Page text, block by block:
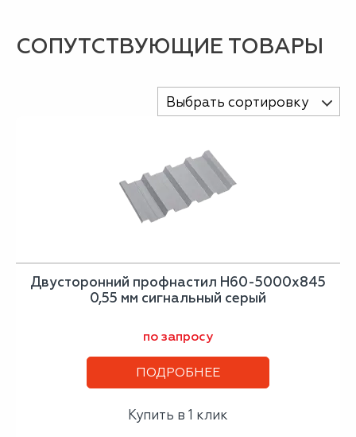
СОПУТСТВУЮЩИЕ ТОВАРЫ
Выбрать сортировку
Двусторонний профнастил Н60-5000х845
0,55 мм сигнальный серый
по запросу
ПОДРОБНЕЕ
Купить в 1 клик